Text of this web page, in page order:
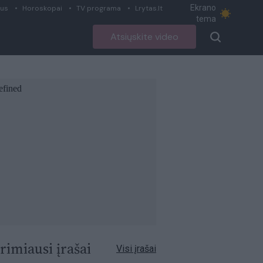
Horoskopai TV programa Lrytas.lt
Ekrano
tema
Atsiųskite video
įrašai Visi įrašai